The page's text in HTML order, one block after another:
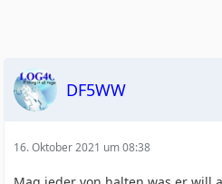
DF5WW
16. Oktober 2021 um 08:38